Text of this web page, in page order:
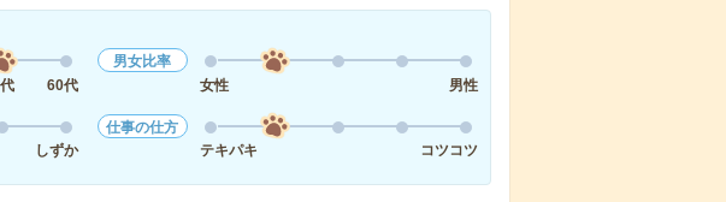
60代
男女比率
女性
男性
しずか
仕事の仕方
テキパキ
コツコツ